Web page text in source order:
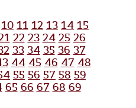
10 11 12 13 14 15
22 23 24 25 26
33 34 35 36 37
44 45 46 47 48
55 56 57 58 59
65 66 67 68 69